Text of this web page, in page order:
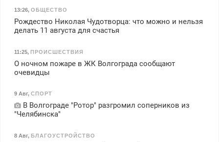
13:26, ОБЩЕСТВО
Рождество Николая Чудотворца: что можно и нельзя
делать 11 августа для счастья
11:25, ПРОИСШЕСТВИЯ
О ночном пожаре в ЖК Волгограда сообщают
очевидцы
9 Авг, СПОРТ
В Волгограде "Ротор" разгромил соперников из
"Челябинска"
8 Авг, БЛАГОУСТРОЙСТВО